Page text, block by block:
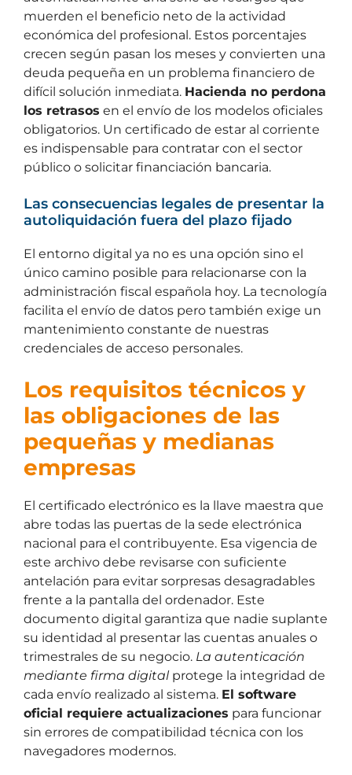
muerden el beneficio neto de la actividad
económica del profesional. Estos porcentajes
crecen según pasan los meses y convierten una
deuda pequeña en un problema financiero de
difícil solución inmediata. Hacienda no perdona
los retrasos en el envío de los modelos oficiales
obligatorios. Un certificado de estar al corriente
es indispensable para contratar con el sector
público o solicitar financiación bancaria.
Las consecuencias legales de presentar la
autoliquidación fuera del plazo fijado
El entorno digital ya no es una opción sino el
único camino posible para relacionarse con la
administración fiscal española hoy. La tecnología
facilita el envío de datos pero también exige un
mantenimiento constante de nuestras
credenciales de acceso personales.
Los requisitos técnicos y
las obligaciones de las
pequeñas y medianas
empresas
El certificado electrónico es la llave maestra que
abre todas las puertas de la sede electrónica
nacional para el contribuyente. Esa vigencia de
este archivo debe revisarse con suficiente
antelación para evitar sorpresas desagradables
frente a la pantalla del ordenador. Este
documento digital garantiza que nadie suplante
su identidad al presentar las cuentas anuales o
trimestrales de su negocio. La autenticación
mediante firma digitalprotege la integridad de
cada envío realizado al sistema. El software
oficial requiere actualizaciones para funcionar
sin errores de compatibilidad técnica con los
navegadores modernos.